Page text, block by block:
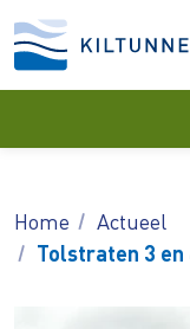
Home
Actueel
Tolstraten 3